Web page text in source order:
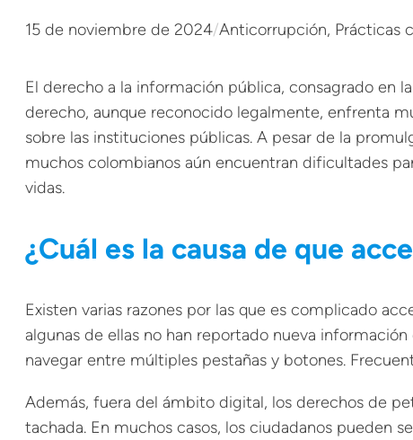
15 de noviembre de 2024/Anticorrupción, Prácticas
El derecho a la información pública, consagrado en
derecho, aunque reconocido legalmente, enfrenta
sobre las instituciones públicas. A pesar de la
muchos colombianos aún encuentran dificultades
vidas.
¿Cuál es la causa de que
Existen varias razones por las que es complicado
algunas de ellas no han reportado nueva
navegar entre múltiples pestañas y botones.
Además, fuera del ámbito digital, los derechos de
tachada. En muchos casos, los ciudadanos pueden